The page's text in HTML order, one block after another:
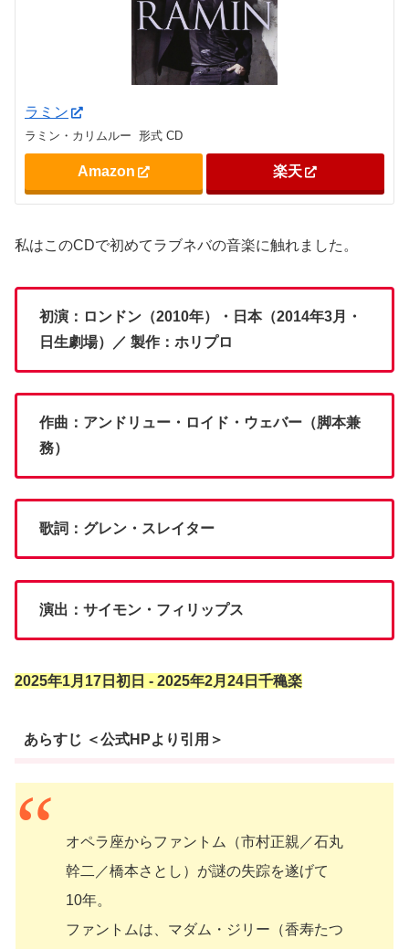
ラミン
ラミン・カリムルー 形式 CD
Amazon 楽天
私はこのCDで初めてラブネバの音楽に触れました。
初演：ロンドン（2010年）・日本（2014年3月・
日生劇場）／ 製作：ホリプロ
作曲：アンドリュー・ロイド・ウェバー（脚本兼
務）
歌詞：グレン・スレイター
演出：サイモン・フィリップス
2025年1月17日初日 ‐ 2025年2月24日千穐楽
あらすじ ＜公式HPより引用＞
オペラ座からファントム（市村正親／石丸
幹二／橋本さとし）が謎の失踪を遂げて
10年。
ファントムは、マダム・ジリー（香寿たつ